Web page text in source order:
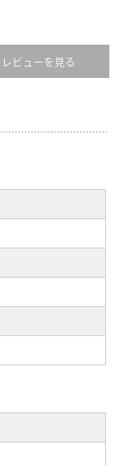
レビューを見る